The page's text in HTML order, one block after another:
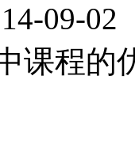
09-02
课程的